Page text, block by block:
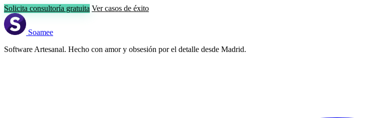
Solicita consultoría gratuita Ver casos de éxito
Soamee
Software Artesanal. Hecho con amor y obsesión por el detalle desde Madrid.